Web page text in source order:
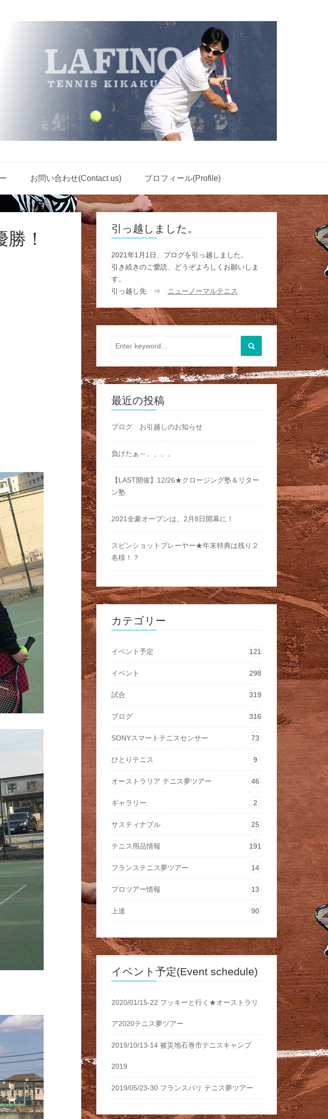
お問い合わせ(Contact us) プロフィール(Profile)
！
引っ越しました。
2021年1月1日、ブログを引っ越しました。
引き続きのご愛読、どうぞよろしくお願いしま
す。
引っ越し先 ⇒
ニューノーマルテニス
最近の投稿
ブログ お引越しのお知らせ
負けたぁ～、、、、
【LAST開催】12/26★クロージング塾＆リター
ン塾
2021全豪オープンは、2月8日開幕に！
スピンショットプレーヤー★年末特典は残り２
名様！？
カテゴリー
イベント予定 121
イベント 298
試合 319
ブログ 316
SONYスマートテニスセンサー 73
ひとりテニス 9
オーストラリア テニス夢ツアー 46
ギャラリー 2
サスティナブル 25
テニス用品情報 191
フランステニス夢ツアー 14
プロツアー情報 13
上達 90
イベント予定(Event schedule)
2020/01/15-22 フッキーと行く★オーストラリ
ア2020テニス夢ツアー
2019/10/13-14 被災地石巻市テニスキャンプ
2019
2019/05/23-30 フランスパリ テニス夢ツアー